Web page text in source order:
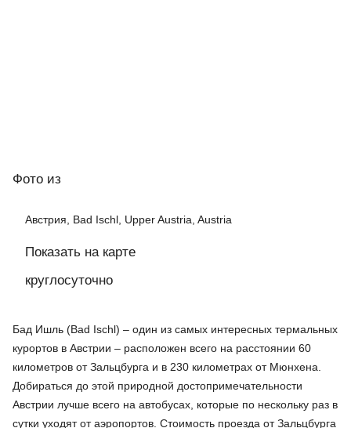
Фото из
Австрия, Bad Ischl, Upper Austria, Austria
Показать на карте
круглосуточно
Бад Ишль (Bad Ischl) – один из самых интересных термальных
курортов в Австрии – расположен всего на расстоянии 60
километров от Зальцбурга и в 230 километрах от Мюнхена.
Добираться до этой природной достопримечательности
Австрии лучше всего на автобусах, которые по нескольку раз в
сутки уходят от аэропортов. Стоимость проезда от Зальцбурга